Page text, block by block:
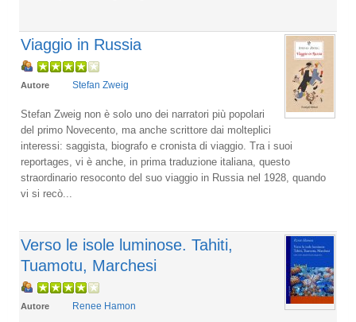
Viaggio in Russia
Autore Stefan Zweig
Stefan Zweig non è solo uno dei narratori più popolari
del primo Novecento, ma anche scrittore dai molteplici
interessi: saggista, biografo e cronista di viaggio. Tra i suoi
reportages, vi è anche, in prima traduzione italiana, questo
straordinario resoconto del suo viaggio in Russia nel 1928, quando
vi si recò...
Verso le isole luminose. Tahiti,
Tuamotu, Marchesi
Autore Renee Hamon